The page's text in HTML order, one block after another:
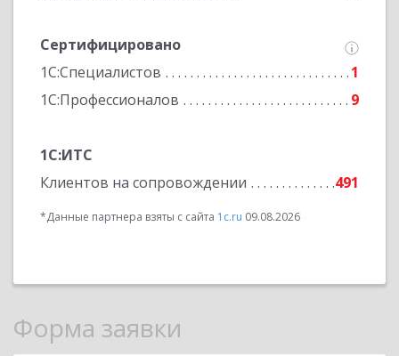
Сертифицировано
1С:Специалистов
1
1С:Профессионалов
9
1С:ИТС
Клиентов на сопровождении
491
*Данные партнера взяты с сайта 1c.ru 09.08.2026
Форма заявки